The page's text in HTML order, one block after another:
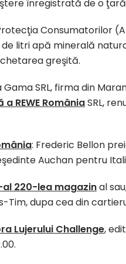
înregistrată de o
Consumatorilor
de litri apă minerală
greşită.
SRL, firma din
REWE RomâniaSRL,
: Frederic Bellon
Auchan pentru
220-lea magazinal
dupa cea din
Lujerului Challenge,